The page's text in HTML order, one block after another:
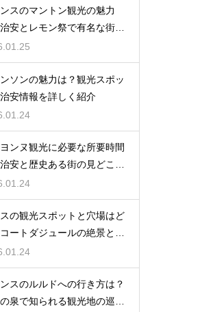
スのマントン観光の魅力
安とレモン祭で有名な街を
ソンの魅力は？観光スポッ
治安情報を詳しく紹介
ンヌ観光に必要な所要時間
安と歴史ある街の見どころ
の観光スポットと穴場はど
ートダジュールの絶景と隠
ットを紹介
スのルルドへの行き方は？
泉で知られる観光地の巡り